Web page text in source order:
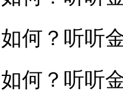
老师的分
何？听听
老师的分
何？听听